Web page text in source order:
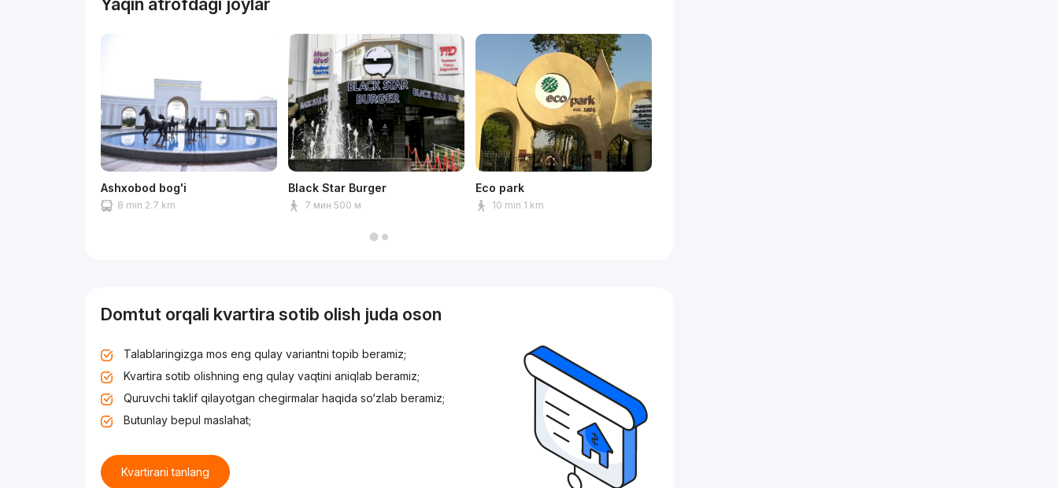
Ashxobod bog'i
8 min 2.7 km
Black Star Burger
7 мин 500 м
Eco park
10 min 1 km
Domtut orqali kvartira sotib olish juda oson
Talablaringizga mos eng qulay variantni topib beramiz;
Kvartira sotib olishning eng qulay vaqtini aniqlab beramiz;
Quruvchi taklif qilayotgan chegirmalar haqida so‘zlab beramiz;
Butunlay bepul maslahat;
Kvartirani tanlang